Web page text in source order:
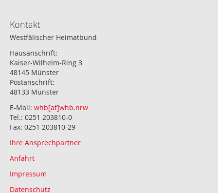
Kontakt
Westfälischer Heimatbund
Hausanschrift:
Kaiser-Wilhelm-Ring 3
48145 Münster
Postanschrift:
48133 Münster
E-Mail: whb[at]whb.nrw
Tel.: 0251 203810-0
Fax: 0251 203810-29
Ihre Ansprechpartner
Anfahrt
Impressum
Datenschutz